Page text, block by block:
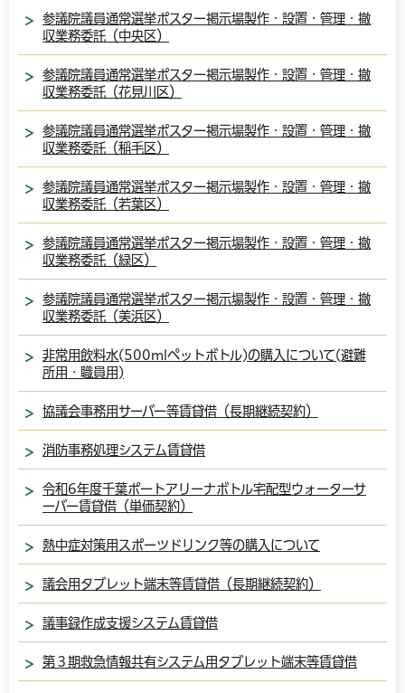
参議院議員通常選挙ポスター掲示場製作・設置・管理・撤
収業務委託（中央区）
参議院議員通常選挙ポスター掲示場製作・設置・管理・撤
収業務委託（花見川区）
参議院議員通常選挙ポスター掲示場製作・設置・管理・撤
収業務委託（稲毛区）
参議院議員通常選挙ポスター掲示場製作・設置・管理・撤
収業務委託（若葉区）
参議院議員通常選挙ポスター掲示場製作・設置・管理・撤
収業務委託（緑区）
参議院議員通常選挙ポスター掲示場製作・設置・管理・撤
収業務委託（美浜区）
非常用飲料水(500mlペットボトル)の購入について(避難
所用・職員用)
協議会事務用サーバー等賃貸借（長期継続契約）
消防事務処理システム賃貸借
令和6年度千葉ポートアリーナボトル宅配型ウォーターサ
ーバー賃貸借（単価契約）
熱中症対策用スポーツドリンク等の購入について
議会用タブレット端末等賃貸借（長期継続契約）
議事録作成支援システム賃貸借
第３期救急情報共有システム用タブレット端末等賃貸借